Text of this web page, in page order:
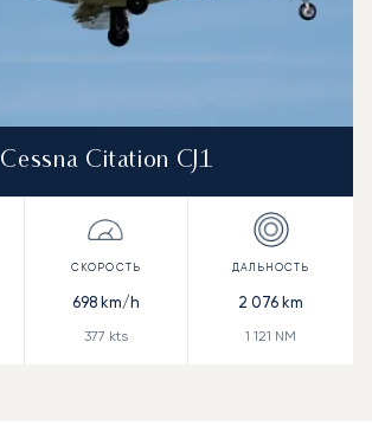
Cessna Citation CJ1
698km/h
377 kts
2 076 km
1 121 NM